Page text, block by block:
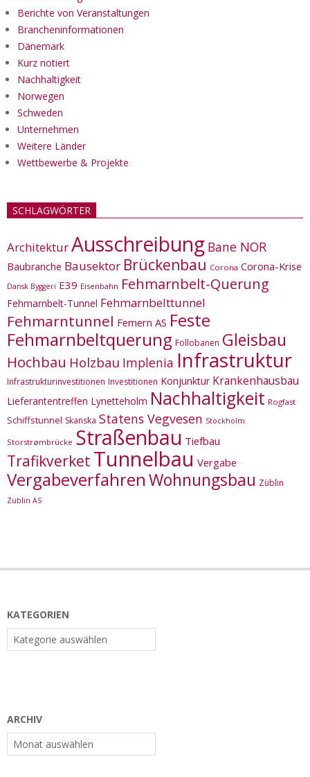
Berichte von Veranstaltungen
Brancheninformationen
Dänemark
Kurz notiert
Nachhaltigkeit
Norwegen
Schweden
Unternehmen
Weitere Länder
Wettbewerbe & Projekte
SCHLAGWÖRTER
ArchitekturAusschreibung Bane NOR
Baubranche Bausektor Brückenbau Corona Corona-Krise
Dansk Byggeri E39 Eisenbahn Fehmarnbelt-Querung
Fehmarnbelt-Tunnel Fehmarnbelttunnel
Fehmarntunnel Femern AS Feste
Fehmarnbeltquerung Follobanen Gleisbau
Hochbau Holzbau Implenia Infrastruktur
Infrastrukturinvestitionen Investitionen Konjunktur Krankenhausbau
Lieferantentreffen Lynetteholm Nachhaltigkeit Rogfast
Schiffstunnel Skanska Statens Vegvesen Stockholm
Storstrømbrücke Straßenbau Tiefbau
Trafikverket Tunnelbau Vergabe
VergabeverfahrenWohnungsbau Züblin
Züblin AS
KATEGORIEN
Kategorien
ARCHIV
Archiv